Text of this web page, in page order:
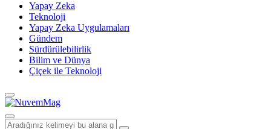
Yapay Zeka
Teknoloji
Yapay Zeka Uygulamaları
Gündem
Sürdürülebilirlik
Bilim ve Dünya
Çiçek ile Teknoloji